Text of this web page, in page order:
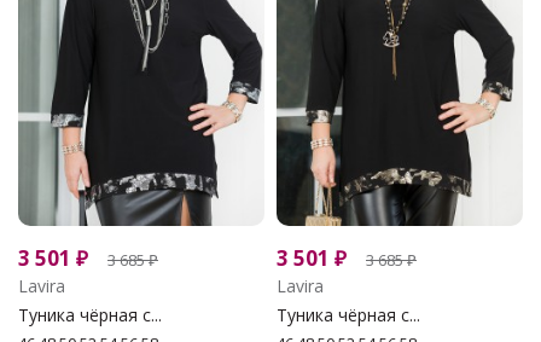
3 501 ₽ 3 685₽
Lavira
Туника чёрная с...
3 501 ₽ 3 685₽
Lavira
Туника чёрная с...